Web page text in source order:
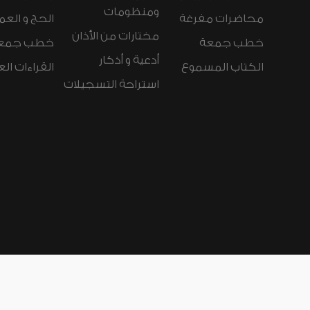
محاضرات مفرغة
خطب جمعة
الكتاب المسموع
ومنظومات
مختارات من الأذان
أدعية و أذكار
استراحة التسجيلات
الحج و
خطب
القراءات